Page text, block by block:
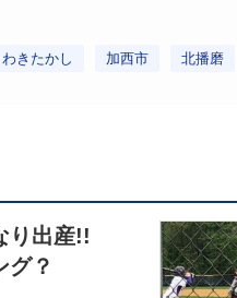
わきたかし 加西市 北播磨
り出産!!
？